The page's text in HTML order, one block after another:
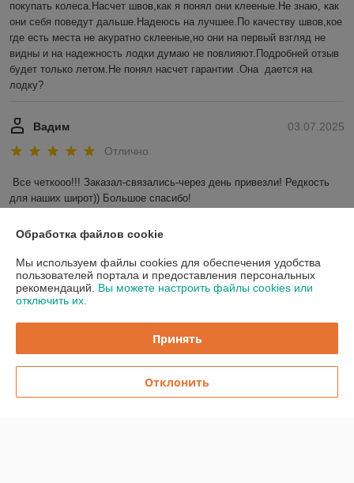
покупать колеса.Насчет швов,как я понял они клееные.Не знаю, как
они себя поведут дальше.Надеюсь на лучшее.По качеству швов,кое
где есть места не акуратно склееные,но они на первый взгляд не
видны и на надежность лодки думаю не повлияют.Подробней отзыв
будет только летом.Не понял насчет гарантии .Она  дается на
лодку?
03.07.2025
Вадим
Отлично
Все четкооо!!! Заказал-связались-через день привезли! Редкость
для наших широт)) Большое спасибо!
Показать все отзывы
О нас
Доставка и оплата
График работы
Обработка файлов cookie
Мы используем файлы cookies для обеспечения удобства
пользователей портала и предоставления персональных
рекомендаций. Вы можете настроить файлы cookies или
отключить их.
Принять
Отклонить